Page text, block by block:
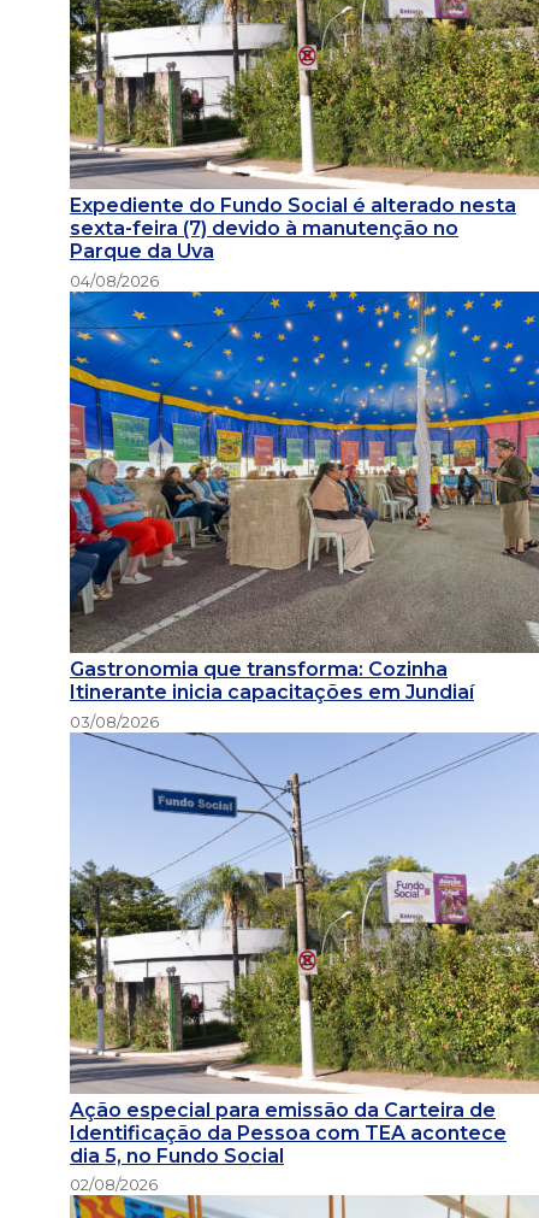
Expediente do Fundo Social é alterado nesta
sexta-feira (7) devido à manutenção no
Parque da Uva
04/08/2026
Gastronomia que transforma: Cozinha
Itinerante inicia capacitações em Jundiaí
03/08/2026
Ação especial para emissão da Carteira de
Identificação da Pessoa com TEA acontece
dia 5, no Fundo Social
02/08/2026